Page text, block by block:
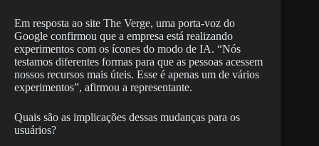
Em resposta ao site The Verge, uma porta-voz do
Google confirmou que a empresa está realizando
experimentos com os ícones do modo de IA. “Nós
testamos diferentes formas para que as pessoas acessem
nossos recursos mais úteis. Esse é apenas um de vários
experimentos”, afirmou a representante.
Quais são as implicações dessas mudanças para os
usuários?